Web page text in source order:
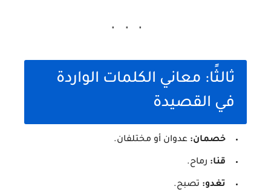
ثالثًا: معاني الكلمات الواردة
في القصيدة
خصمان: عدوان أو مختلفان.
قنا: رماح.
تغدو: تصبح.